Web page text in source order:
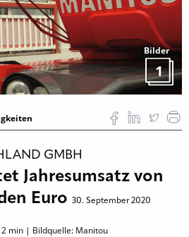
Bilder
1
GMBH
Jahresumsatz von
Euro 30. September 2020
2 min | Bildquelle: Manitou